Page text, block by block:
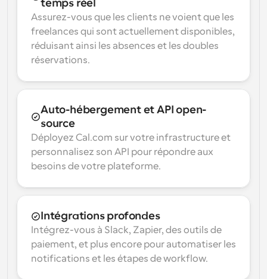
temps réel
Assurez-vous que les clients ne voient que les
freelances qui sont actuellement disponibles,
réduisant ainsi les absences et les doubles
réservations.
Auto-hébergement et API open-
source
Déployez Cal.com sur votre infrastructure et
personnalisez son API pour répondre aux
besoins de votre plateforme.
Intégrations profondes
Intégrez-vous à Slack, Zapier, des outils de
paiement, et plus encore pour automatiser les
notifications et les étapes de workflow.